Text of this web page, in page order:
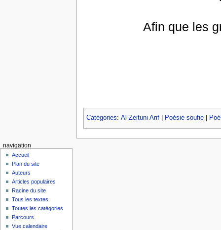
Afin que les
Catégories: Al-Zeituni Arif| Poésie soufie|
navigation
Accueil
Plan du site
Auteurs
Articles populaires
Racine du site
Tous les textes
Toutes les catégories
Parcours
Vue calendaire